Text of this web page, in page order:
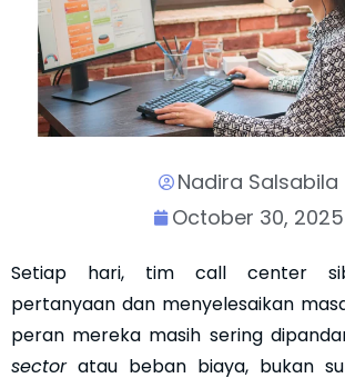
Nadira Salsabila
October 30, 2025
Setiap hari, tim call center
pertanyaan dan menyelesaikan
peran mereka masih sering
sectoratau beban biaya, bukan